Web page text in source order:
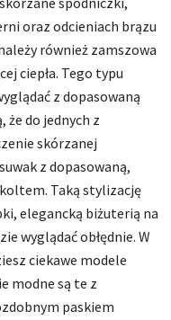
oraz odcieniach brązu
również zamszowa
ciepła. Tego typu
z dopasowaną
do jednych z
skórzanej
z dopasowaną,
Taką stylizację
elegancką biżuterią na
wyglądać obłędnie. W
ciekawe modele
modne są te z
paskiem